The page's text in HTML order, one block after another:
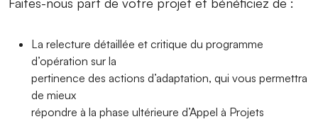
La relecture détaillée et critique du programme
d’opération sur la
pertinence des actions d’adaptation, qui vous permettra
de mieux
répondre à la phase ultérieure d’Appel à Projets